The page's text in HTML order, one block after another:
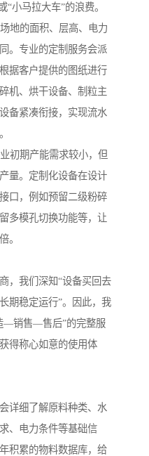
“小马拉大车”的浪费。
地的面积、层高、电力
。专业的定制服务会派
据客户提供的图纸进行
机、烘干设备、制粒主
备紧凑衔接，实现流水
初期产能需求较小，但
量。定制化设备在设计
口，例如预留二级粉碎
多模孔切换功能等，让
。
，我们深知“设备买回去
期稳定运行”。因此，我
—销售—售后”的完整服
得称心如意的使用体
详细了解原料种类、水
、电力条件等基础信
积累的物料数据库，给